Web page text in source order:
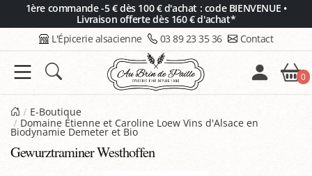
1ère commande -5 € dès 100 € d'achat : code BIENVENUE •
Livraison offerte dès 160 € d'achat*
L'Épicerie alsacienne 03 89 23 35 36 Contact
0
E-Boutique
Domaine Étienne et Caroline Loew Vins d'Alsace en
Biodynamie Demeter et Bio
Gewurztraminer Westhoffen
Panneau de gestion des cookies